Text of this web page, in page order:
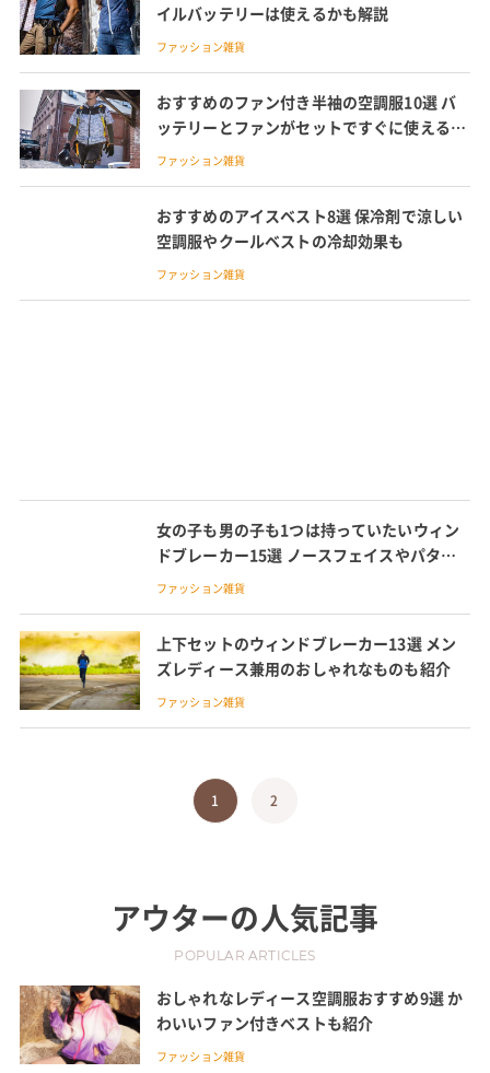
イルバッテリーは使えるかも解説
ファッション雑貨
おすすめのファン付き半袖の空調服10選 バ
ッテリーとファンがセットですぐに使える空
調服紹介
ファッション雑貨
おすすめのアイスベスト8選 保冷剤で涼しい
空調服やクールベストの冷却効果も
ファッション雑貨
女の子も男の子も1つは持っていたいウィン
ドブレーカー15選 ノースフェイスやパタゴ
ニアのキッズウィンドブレーカーも紹介
ファッション雑貨
上下セットのウィンドブレーカー13選 メン
ズレディース兼用のおしゃれなものも紹介
ファッション雑貨
1 2
アウターの人気記事
POPULAR ARTICLES
おしゃれなレディース空調服おすすめ9選 か
わいいファン付きベストも紹介
ファッション雑貨